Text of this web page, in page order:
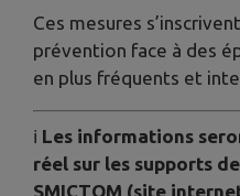
Ces mesures
prévention face à des
en plus fréquents et
ℹ️ Les informations
réel sur les supports
SMICTOM (site